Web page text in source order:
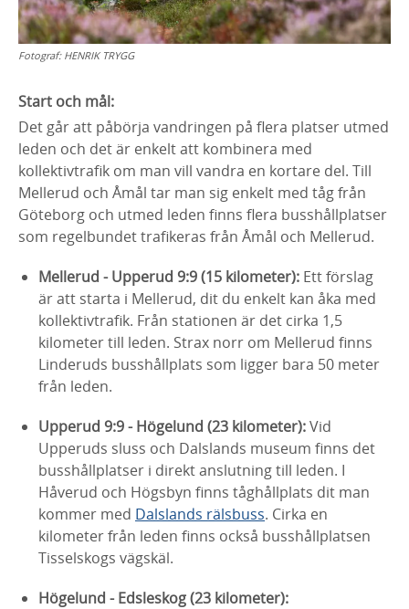
Fotograf: HENRIK TRYGG
Start och mål:
Det går att påbörja vandringen på flera platser utmed
leden och det är enkelt att kombinera med
kollektivtrafik om man vill vandra en kortare del. Till
Mellerud och Åmål tar man sig enkelt med tåg från
Göteborg och utmed leden finns flera busshållplatser
som regelbundet trafikeras från Åmål och Mellerud.
Mellerud - Upperud 9:9 (15 kilometer): Ett förslag
är att starta i Mellerud, dit du enkelt kan åka med
kollektivtrafik. Från stationen är det cirka 1,5
kilometer till leden. Strax norr om Mellerud finns
Linderuds busshållplats som ligger bara 50 meter
från leden.
Upperud 9:9 - Högelund (23 kilometer):Vid
Upperuds sluss och Dalslands museum finns det
busshållplatser i direkt anslutning till leden. I
Håverud och Högsbyn finns tåghållplats dit man
kommer med Dalslands rälsbuss. Cirka en
kilometer från leden finns också busshållplatsen
Tisselskogs vägskäl.
Högelund - Edsleskog (23 kilometer):